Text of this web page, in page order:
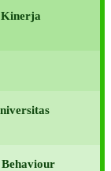
Kinerja